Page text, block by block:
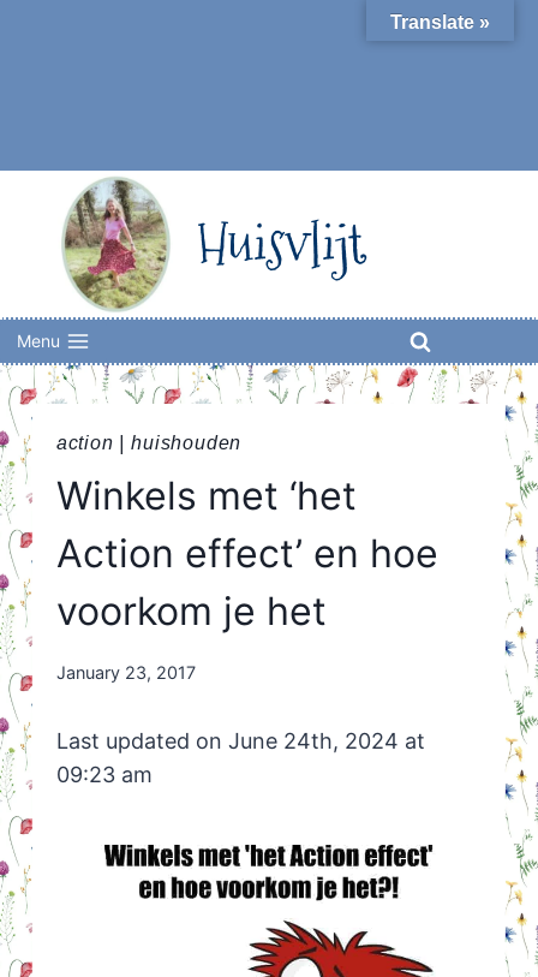
Huisvlijt
Menu
action |huishouden
Winkels met ‘het
Action effect’ en hoe
voorkom je het
By
January 23, 2017
Last updated on June 24th, 2024 at
09:23 am
Translate »